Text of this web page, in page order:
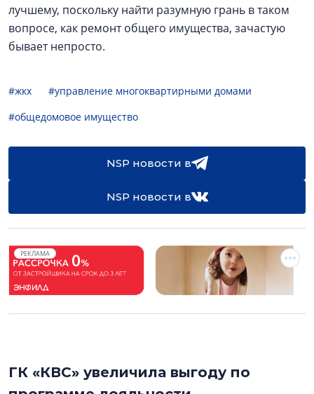
лучшему, поскольку найти разумную грань в таком
вопросе, как ремонт общего имущества, зачастую
бывает непросто.
#жкх
#управление многоквартирными домами
#общедомовое имущество
NSP новости в
NSP новости в
РЕКЛАМА
ГК «КВС» увеличила выгоду по